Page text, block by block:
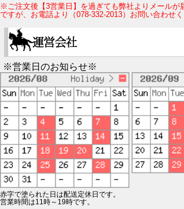
※ご注文後【3営業日】を過ぎても弊社よりメールが
ですが、お電話より（078-332-2013）お問い合わせく
※営業日のお知らせ※
赤字で塗られた日は配送定休日です。
営業時間は11時～19時です。